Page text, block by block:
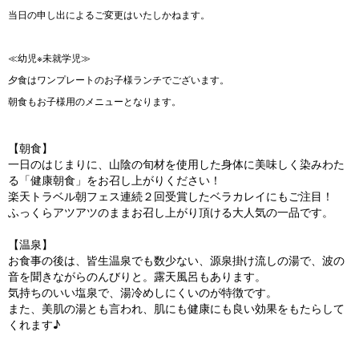
当日の申し出によるご変更はいたしかねます。
≪幼児※未就学児≫
夕食はワンプレートのお子様ランチでございます。
朝食もお子様用のメニューとなります。
【朝食】
一日のはじまりに、山陰の旬材を使用した身体に美味しく染みわた
る「健康朝食」をお召し上がりください！
楽天トラベル朝フェス連続２回受賞したベラカレイにもご注目！
ふっくらアツアツのままお召し上がり頂ける大人気の一品です。
【温泉】
お食事の後は、皆生温泉でも数少ない、源泉掛け流しの湯で、波の
音を聞きながらのんびりと。露天風呂もあります。
気持ちのいい塩泉で、湯冷めしにくいのが特徴です。
また、美肌の湯とも言われ、肌にも健康にも良い効果をもたらして
くれます♪